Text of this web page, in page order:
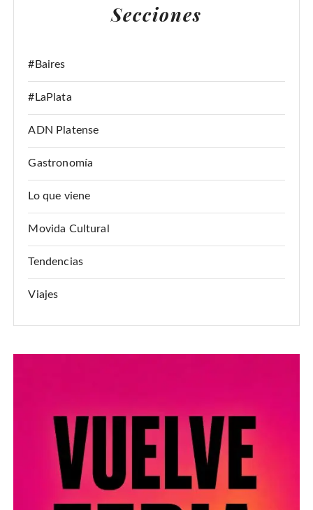
Secciones
#Baires
#LaPlata
ADN Platense
Gastronomía
Lo que viene
Movida Cultural
Tendencias
Viajes